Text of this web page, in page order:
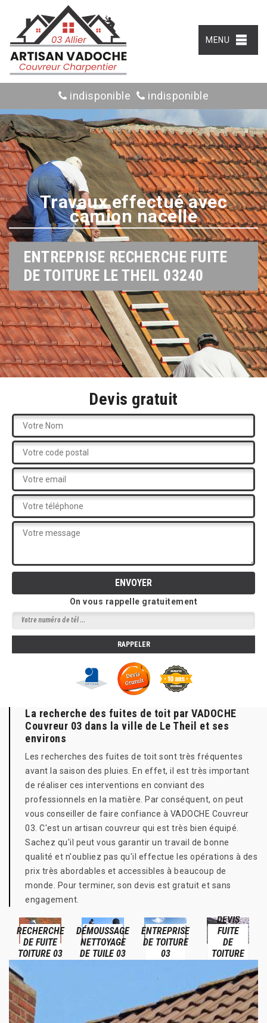
MENU
indisponible indisponible
Travaux effectué avec
camion nacelle
ENTREPRISE RECHERCHE FUITE
DE TOITURE LE THEIL 03240
Devis gratuit
On vous rappelle gratuitement
La recherche des fuites de toit par VADOCHE
Couvreur 03 dans la ville de Le Theil et ses
environs
Les recherches des fuites de toit sont très fréquentes
avant la saison des pluies. En effet, il est très important
de réaliser ces interventions en conviant des
professionnels en la matière. Par conséquent, on peut
vous conseiller de faire confiance à VADOCHE Couvreur
03. C'est un artisan couvreur qui est très bien équipé.
Sachez qu'il peut vous garantir un travail de bonne
qualité et n'oubliez pas qu'il effectue les opérations à des
prix très abordables et accessibles à beaucoup de
monde. Pour terminer, son devis est gratuit et sans
engagement.
RECHERCHE
DE FUITE
TOITURE 03
DÉMOUSSAGE
NETTOYAGE
DE TUILE 03
ENTREPRISE
DE TOITURE
03
DEVIS
FUITE
DE
TOITURE